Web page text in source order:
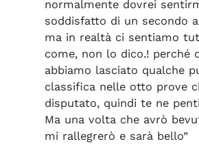
normalmente dovrei
soddisfatto di un secondo
ma in realtà ci sentiamo
come, non lo dico.! perché
abbiamo lasciato qualche
classifica nelle otto prove
disputato, quindi te ne
Ma una volta che avrò
mi rallegrerò e sarà bello”